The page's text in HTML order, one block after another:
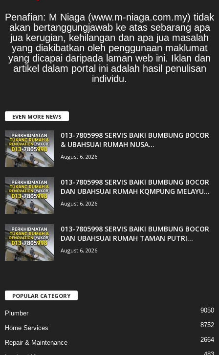
Penafian: M Niaga (www.m-niaga.com.my) tidak
akan bertanggungjawab ke atas sebarang apa
jua kerugian, kehilangan dan apa jua masalah
yang diakibatkan oleh penggunaan maklumat
yang dicapai daripada laman web ini. Iklan dan
artikel dalam portal ini adalah hasil penulisan
individu.
EVEN MORE NEWS
013-7805998 SERVIS BAIKI BUMBUNG BOCOR
& UBAHSUAI RUMAH NUSA...
August 6, 2026
013-7805998 SERVIS BAIKI BUMBUNG BOCOR
DAN UBAHSUAI RUMAH KQMPUNG MELAYU...
August 6, 2026
013-7805998 SERVIS BAIKI BUMBUNG BOCOR
DAN UBAHSUAI RUMAH TAMAN PUTRI...
August 6, 2026
POPULAR CATEGORY
Plumber 9050
Home Services 8752
Repair & Maintenance 2664